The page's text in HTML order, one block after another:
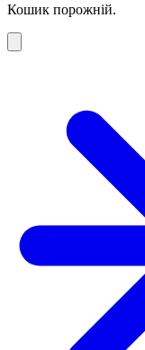
Кошик порожній.